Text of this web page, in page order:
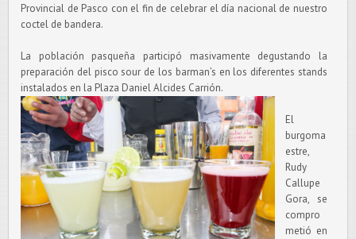
Provincial de Pasco con el fin de celebrar el día nacional de nuestro
coctel de bandera.
La población pasqueña participó masivamente degustando la
preparación del pisco sour de los barman’s en los diferentes stands
instalados en la Plaza Daniel Alcides Carrión.
El
burgoma
estre,
Rudy
Callupe
Gora, se
compro
metió en